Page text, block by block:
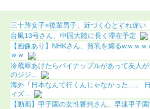
三十路女子×後輩男子、近づく心とすれ違い
台風13号さん、中国大陸に長く滞在予定
【画像あり】NHKさん、貧乳を煽るwｗｗ
ｗｗ
冷蔵庫あけたらパイナップルがあって友人
のジジ...
海外「日本なんて行くんじゃなかった…」
ィズ...
【動画】甲子園の女性審判さん、早速甲子